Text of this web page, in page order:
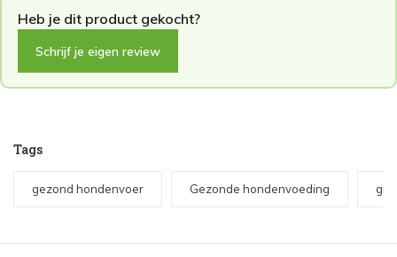
Schrijf je eigen review
Tags
gezond hondenvoer Gezonde hondenvoeding